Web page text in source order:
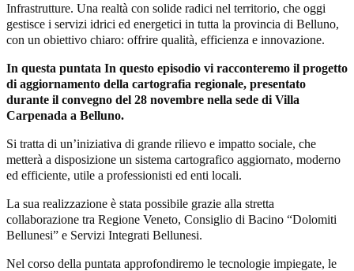
Infrastrutture. Una realtà con solide radici nel territorio, che oggi
gestisce i servizi idrici ed energetici in tutta la provincia di Belluno,
con un obiettivo chiaro: offrire qualità, efficienza e innovazione.
In questa puntata In questo episodio vi racconteremo il progetto
di aggiornamento della cartografia regionale, presentato
durante il convegno del 28 novembre nella sede di Villa
Carpenada a Belluno.
Si tratta di un’iniziativa di grande rilievo e impatto sociale, che
metterà a disposizione un sistema cartografico aggiornato, moderno
ed efficiente, utile a professionisti ed enti locali.
La sua realizzazione è stata possibile grazie alla stretta
collaborazione tra Regione Veneto, Consiglio di Bacino “Dolomiti
Bellunesi” e Servizi Integrati Bellunesi.
Nel corso della puntata approfondiremo le tecnologie impiegate, le